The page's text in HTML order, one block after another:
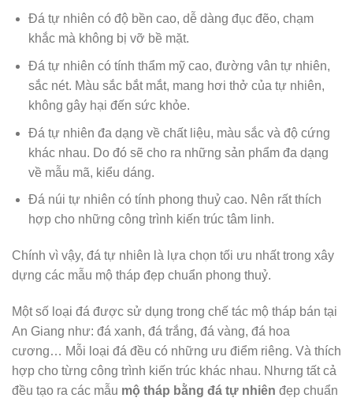
Đá tự nhiên có độ bền cao, dễ dàng đục đẽo, chạm
khắc mà không bị vỡ bề mặt.
Đá tự nhiên có tính thẩm mỹ cao, đường vân tự nhiên,
sắc nét. Màu sắc bắt mắt, mang hơi thở của tự nhiên,
không gây hại đến sức khỏe.
Đá tự nhiên đa dạng về chất liệu, màu sắc và độ cứng
khác nhau. Do đó sẽ cho ra những sản phẩm đa dạng
về mẫu mã, kiểu dáng.
Đá núi tự nhiên có tính phong thuỷ cao. Nên rất thích
hợp cho những công trình kiến trúc tâm linh.
Chính vì vậy, đá tự nhiên là lựa chọn tối ưu nhất trong xây
dựng các mẫu mộ tháp đẹp chuẩn phong thuỷ.
Một số loại đá được sử dụng trong chế tác mộ tháp bán tại
An Giang như: đá xanh, đá trắng, đá vàng, đá hoa
cương… Mỗi loại đá đều có những ưu điểm riêng. Và thích
hợp cho từng công trình kiến trúc khác nhau. Nhưng tất cả
đều tạo ra các mẫu mộ tháp bằng đá tự nhiên đẹp chuẩn